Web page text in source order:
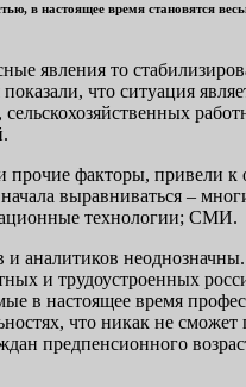
в настоящее время становятся
явления то
что ситуация
факторы, привели к
выравниваться –
технологии; СМИ.
аналитиков
и трудоустроенных
в настоящее время
что никак не
предпенсионного